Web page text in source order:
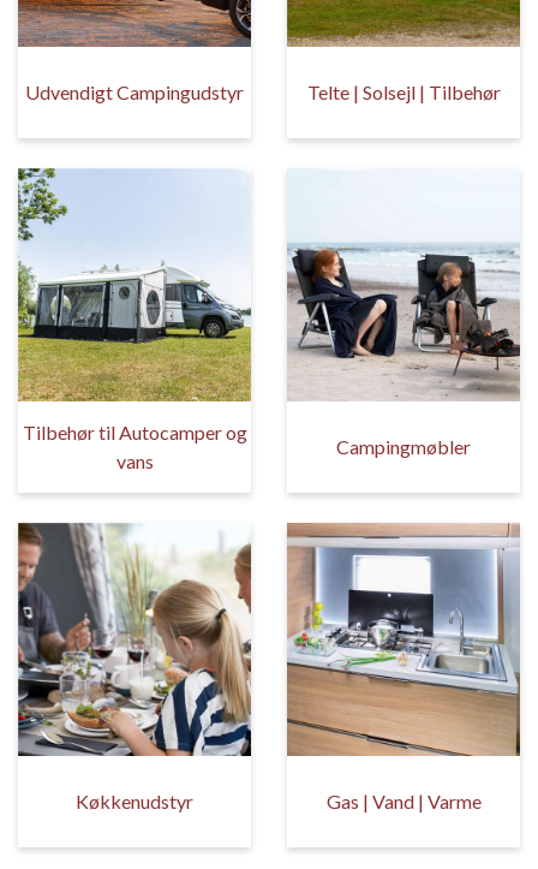
Udvendigt Campingudstyr Telte | Solsejl | Tilbehør
Tilbehør til Autocamper og
vans
Campingmøbler
Køkkenudstyr Gas | Vand | Varme